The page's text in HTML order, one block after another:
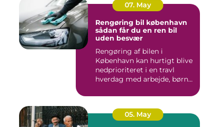
07. May
Rengøring bil københavn
sådan får du en ren bil
uden besvær
Rengøring af bilen i
København kan hurtigt blive
nedprioriteret i en travl
hverdag med arbejde, børn...
05. May